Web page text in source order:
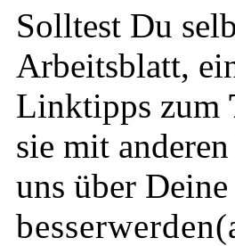
Solltest Du
Arbeitsblatt,
Linktipps zum
sie mit
uns über